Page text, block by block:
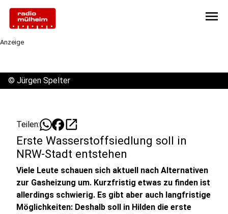
menu
Anzeige
© Jürgen Spelter
Teilen: open_in_new
Erste Wasserstoffsiedlung soll in
NRW-Stadt entstehen
Viele Leute schauen sich aktuell nach Alternativen
zur Gasheizung um. Kurzfristig etwas zu finden ist
allerdings schwierig. Es gibt aber auch langfristige
Möglichkeiten: Deshalb soll in Hilden die erste